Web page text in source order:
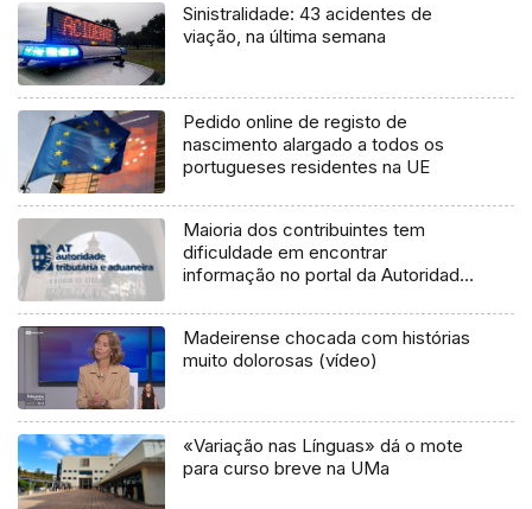
Sinistralidade: 43 acidentes de
viação, na última semana
Pedido online de registo de
nascimento alargado a todos os
portugueses residentes na UE
Maioria dos contribuintes tem
dificuldade em encontrar
informação no portal da Autoridade
Madeirense chocada com histórias
muito dolorosas (vídeo)
«Variação nas Línguas» dá o mote
para curso breve na UMa